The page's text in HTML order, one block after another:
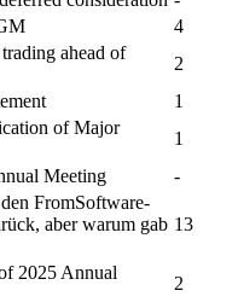
4
ahead of
2
1
of Major
1
Meeting -
den FromSoftware-
aber warum gab 13
2025 Annual
2